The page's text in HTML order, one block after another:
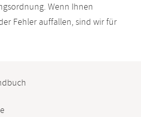
Wenn Ihnen
Fehler auffallen, sind wir für